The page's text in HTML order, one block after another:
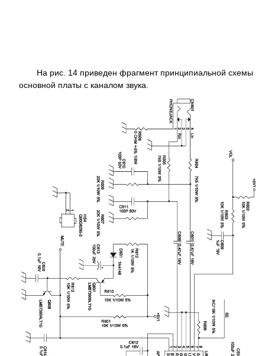
На рис. 14 приведен фрагмент принципиальной схемы
основной платы с каналом звука.